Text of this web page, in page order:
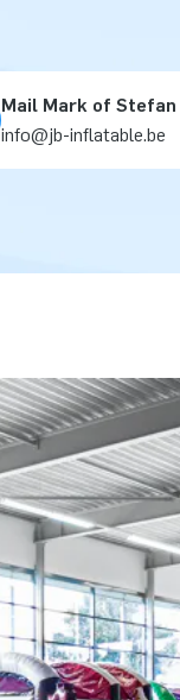
Mail Mark of Stefan
info@jb-inflatable.be